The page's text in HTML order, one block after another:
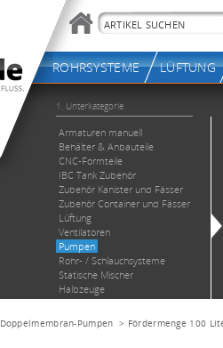
Doppelmembran-Pumpen > Fördermenge 100